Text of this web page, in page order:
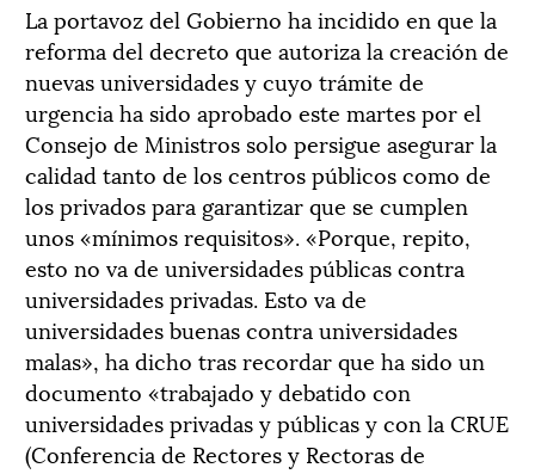
La portavoz del Gobierno ha incidido en que la
reforma del decreto que autoriza la creación de
nuevas universidades y cuyo trámite de
urgencia ha sido aprobado este martes por el
Consejo de Ministros solo persigue asegurar la
calidad tanto de los centros públicos como de
los privados para garantizar que se cumplen
unos «mínimos requisitos». «Porque, repito,
esto no va de universidades públicas contra
universidades privadas. Esto va de
universidades buenas contra universidades
malas», ha dicho tras recordar que ha sido un
documento «trabajado y debatido con
universidades privadas y públicas y con la CRUE
(Conferencia de Rectores y Rectoras de